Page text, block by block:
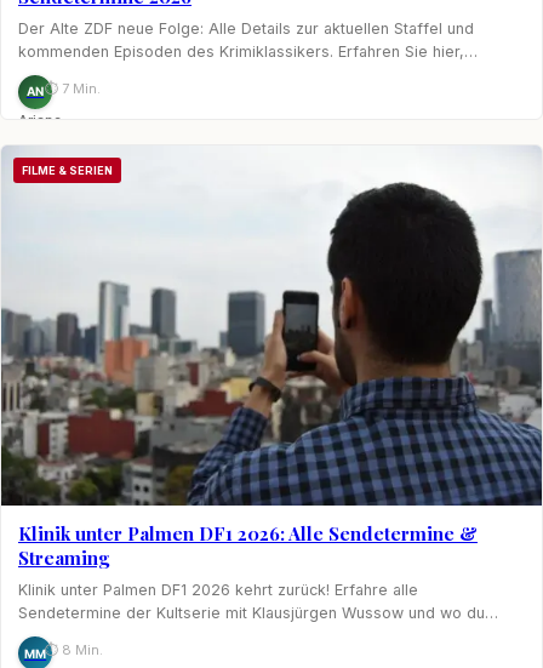
Der Alte ZDF neue Folge: Alle Details zur aktuellen Staffel und
kommenden Episoden des Krimiklassikers. Erfahren Sie hier,…
AN
Ariane
⏱ 7 Min.
FILME & SERIEN
Klinik unter Palmen DF1 2026: Alle Sendetermine &
Streaming
Klinik unter Palmen DF1 2026 kehrt zurück! Erfahre alle
Sendetermine der Kultserie mit Klausjürgen Wussow und wo du…
MM⏱ 8 Min.